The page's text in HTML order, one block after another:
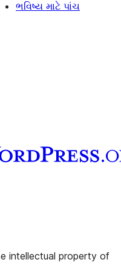
ભવિષ્ય માટે પાંચ
intellectual property of